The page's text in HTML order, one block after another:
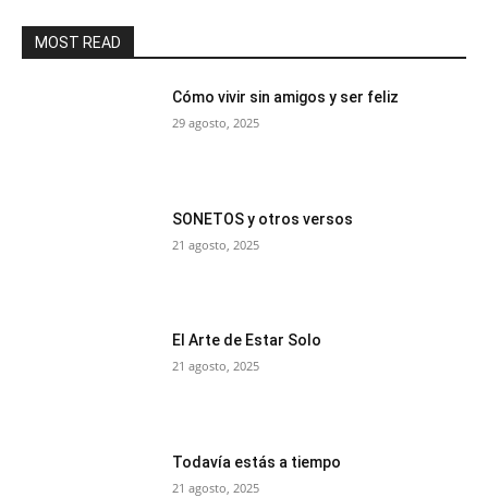
MOST READ
Cómo vivir sin amigos y ser feliz
29 agosto, 2025
SONETOS y otros versos
21 agosto, 2025
El Arte de Estar Solo
21 agosto, 2025
Todavía estás a tiempo
21 agosto, 2025